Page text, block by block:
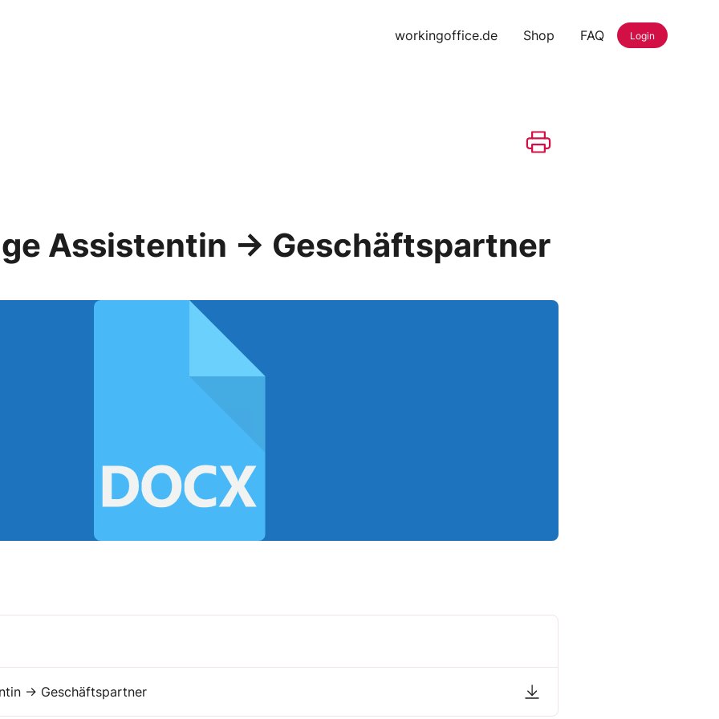
workingoffice.de Shop FAQ Login
Assistentin → Geschäftspartner
→ Geschäftspartner